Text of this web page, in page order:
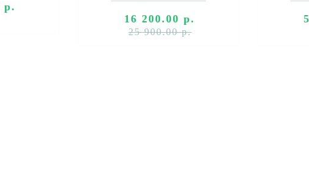
р.
16 200.00 р.
25 900.00 р.